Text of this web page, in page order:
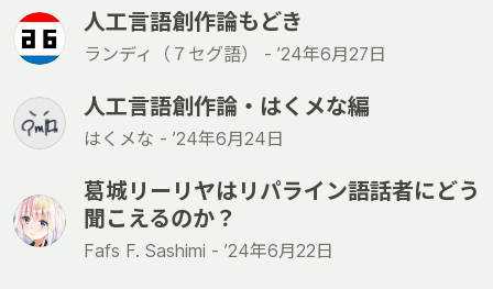
人工言語創作論もどき
ランディ（７セグ語） - ’24年6月27日
人工言語創作論・はくメな編
はくメな - ’24年6月24日
葛城リーリヤはリパライン語話者にどう
聞こえるのか？
Fafs F. Sashimi - ’24年6月22日